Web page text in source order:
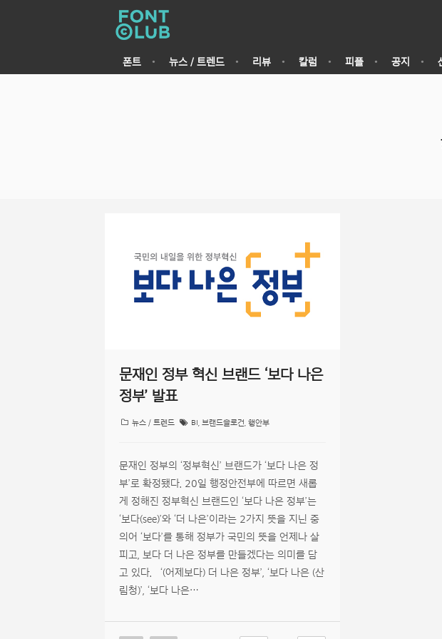
폰트 뉴스 / 트렌드 리뷰 칼럼 피플 공지
문재인 정부 혁신 브랜드 ‘보다 나은
정부’ 발표
뉴스 / 트렌드 BI 브랜드슬로건 행안부
문재인 정부의 ‘정부혁신’ 브랜드가 ‘보다 나은 정
부’로 확정됐다. 20일 행정안전부에 따르면 새롭
게 정해진 정부혁신 브랜드인 ‘보다 나은 정부’는
‘보다(see)’와 ‘더 나은’이라는 2가지 뜻을 지닌 중
의어 ‘보다’를 통해 정부가 국민의 뜻을 언제나 살
피고, 보다 더 나은 정부를 만들겠다는 의미를 담
고 있다. ‘(어제보다) 더 나은 정부’, ‘보다 나은 (산
림청)’, ‘보다 나은…